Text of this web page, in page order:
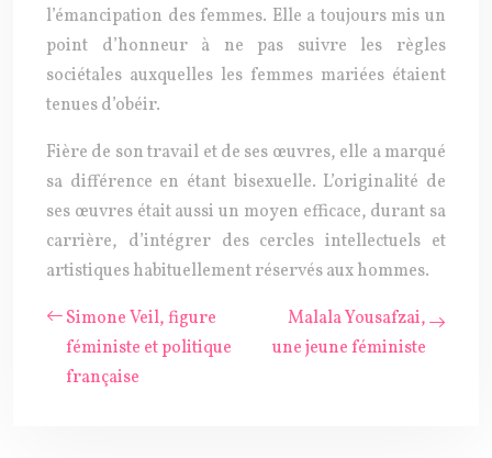
l’émancipation des femmes. Elle a toujours mis un
point d’honneur à ne pas suivre les règles
sociétales auxquelles les femmes mariées étaient
tenues d’obéir.
Fière de son travail et de ses œuvres, elle a marqué
sa différence en étant bisexuelle. L’originalité de
ses œuvres était aussi un moyen efficace, durant sa
carrière, d’intégrer des cercles intellectuels et
artistiques habituellement réservés aux hommes.
Simone Veil, figure
féministe et politique
française
Malala Yousafzai,
une jeune féministe